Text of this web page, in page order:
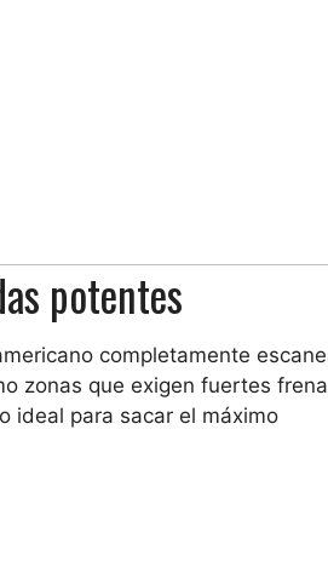
potentes
completamente
zonas que exigen fuertes
ideal para sacar el máximo